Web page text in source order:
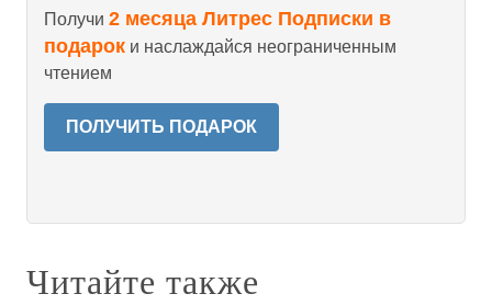
Получи 2 месяца Литрес Подписки в
подарок и наслаждайся неограниченным
чтением
ПОЛУЧИТЬ ПОДАРОК
Читайте также